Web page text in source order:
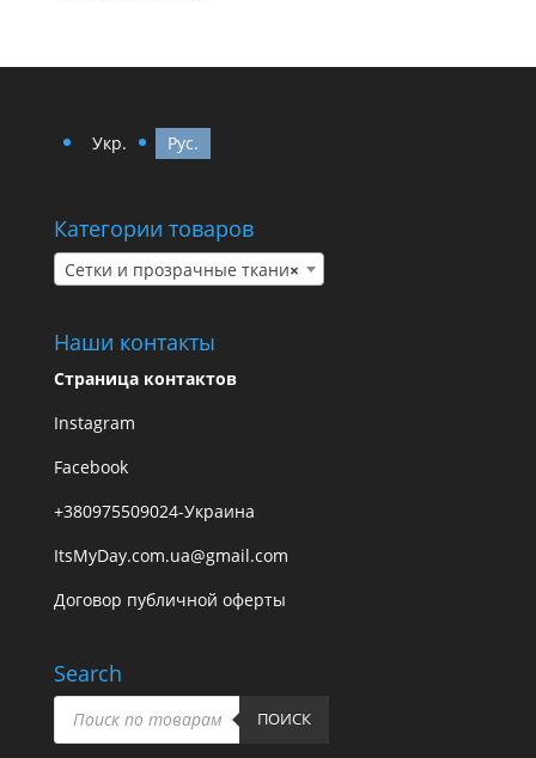
Укр. Рус.
Категории товаров
×
Сетки и прозрачные ткани
Наши контакты
Страница контактов
Instagram
Facebook
+380975509024-Украина
ItsMyDay.com.ua@gmail.com
Договор публичной оферты
Search
Поиск
товаров ПОИСК